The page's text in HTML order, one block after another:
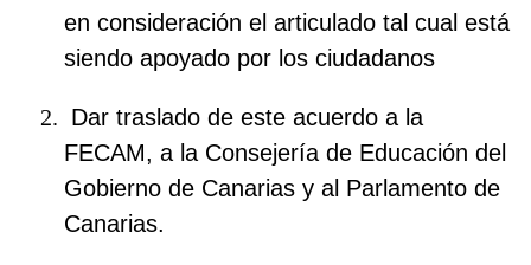
en consideración el articulado tal cual está
siendo apoyado por los ciudadanos
Dar traslado de este acuerdo a la
FECAM, a la Consejería de Educación del
Gobierno de Canarias y al Parlamento de
Canarias.